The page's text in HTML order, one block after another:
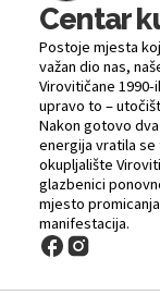
Centar
Postoje mjesta
važan dio nas,
Virovitičane 1990-
upravo to –
Nakon gotovo
energija vratila
okupljalište
glazbenici
mjesto
manifestacija.